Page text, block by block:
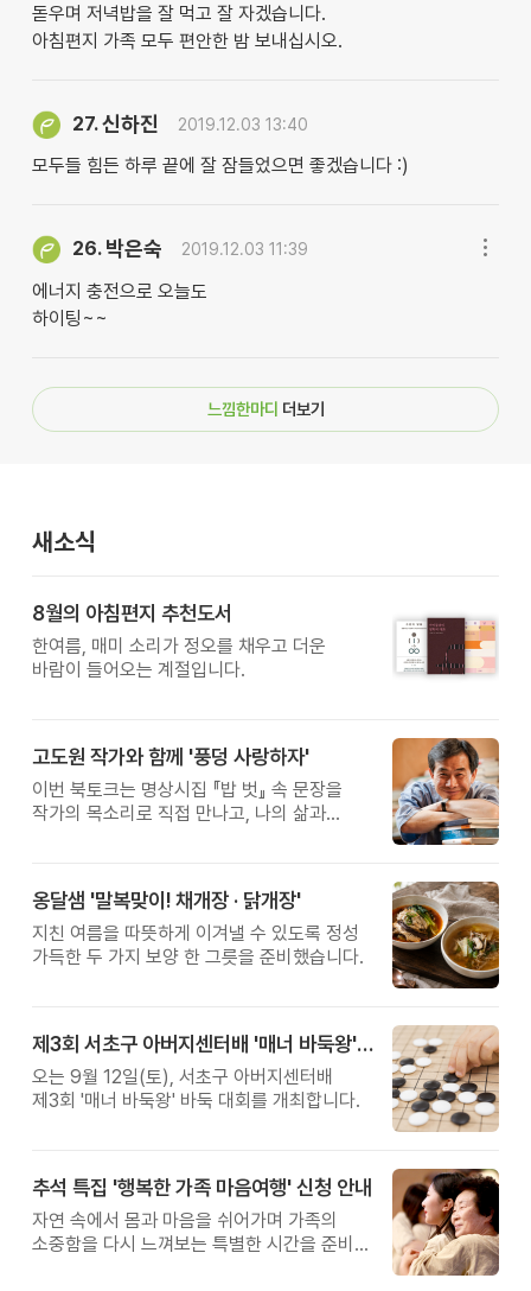
돋우며 저녁밥을 잘 먹고 잘 자겠습니다.
아침편지 가족 모두 편안한 밤 보내십시오.
27.신하진 2019.12.03 13:40
모두들 힘든 하루 끝에 잘 잠들었으면 좋겠습니다 :)
26. 박은숙 2019.12.03 11:39
에너지 충전으로 오늘도
하이팅~~
느낌한마디 더보기
새소식
8월의 아침편지 추천도서
한여름, 매미 소리가 정오를 채우고 더운
바람이 들어오는 계절입니다.
고도원 작가와 함께 '풍덩 사랑하자'
이번 북토크는 명상시집 『밥 벗』 속 문장을
작가의 목소리로 직접 만나고, 나의 삶과
옹달샘 '말복맞이! 채개장 · 닭개장'
지친 여름을 따뜻하게 이겨낼 수 있도록 정성
가득한 두 가지 보양 한 그릇을 준비했습니다.
제3회 서초구 아버지센터배 '매너 바둑왕' 대회
오는 9월 12일(토), 서초구 아버지센터배
제3회 '매너 바둑왕' 바둑 대회를 개최합니다.
추석 특집 '행복한 가족 마음여행' 신청 안내
자연 속에서 몸과 마음을 쉬어가며 가족의
소중함을 다시 느껴보는 특별한 시간을 준비해